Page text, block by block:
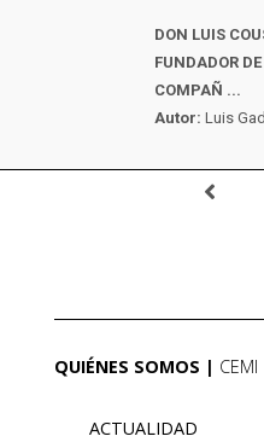
DON LUIS
FUNDADOR
COMPAÑ ...
Autor: Luis
QUIÉNES SOMOS CEMI
ACTUALIDAD